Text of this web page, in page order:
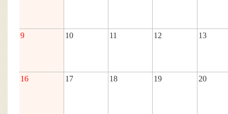
9 10 11 12 13
16 17 18 19 20